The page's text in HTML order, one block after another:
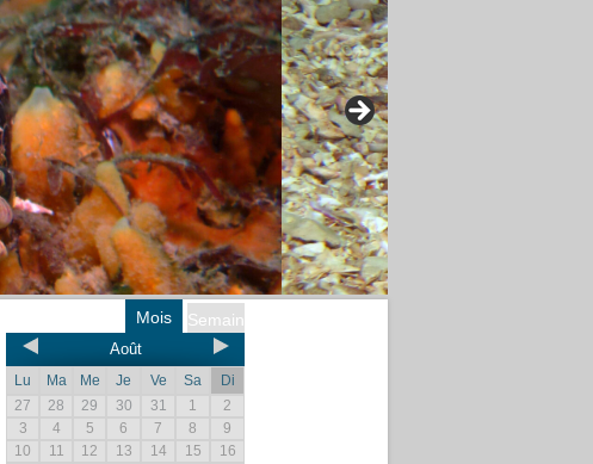
Semaine
Mois
Août
Lu Ma Me Je Ve Sa
Di
27
28 29 30 31 1
2
3
4 5 6 7 8
9
10
11 12 13 14 15
16